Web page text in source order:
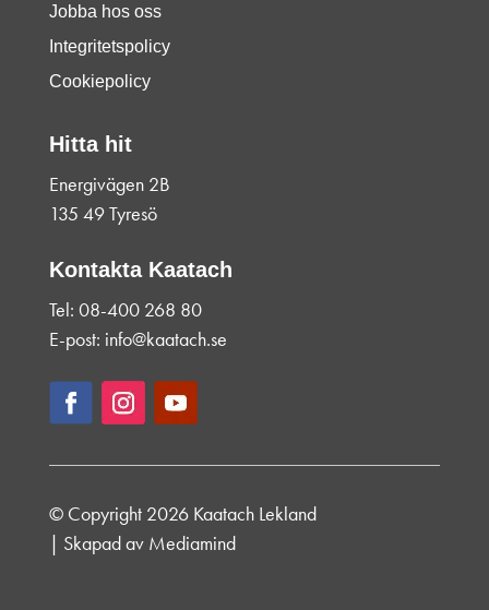
Jobba hos oss
Integritetspolicy
Cookiepolicy
Hitta hit
Energivägen 2B
135 49 Tyresö
Kontakta Kaatach
Tel: 08-400 268 80
E-post: info@kaatach.se
© Copyright 2026 Kaatach Lekland
| Skapad av Mediamind